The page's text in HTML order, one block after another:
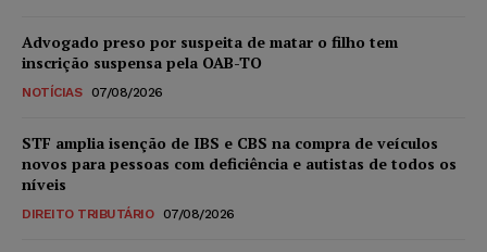
Advogado preso por suspeita de matar o filho tem
inscrição suspensa pela OAB-TO
NOTÍCIAS 07/08/2026
STF amplia isenção de IBS e CBS na compra de veículos
novos para pessoas com deficiência e autistas de todos os
níveis
DIREITO TRIBUTÁRIO 07/08/2026